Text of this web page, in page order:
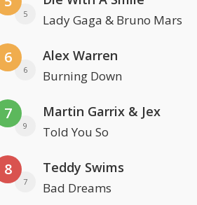
5 Lady Gaga & Bruno Mars
6
6
Alex Warren
Burning Down
7
9
Martin Garrix & Jex
Told You So
8
7
Teddy Swims
Bad Dreams